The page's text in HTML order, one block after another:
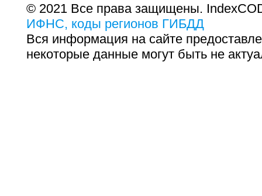
© 2021 Все права защищены.
ИФНС, коды регионов ГИБДД
Вся информация на сайте
некоторые данные могут быть не